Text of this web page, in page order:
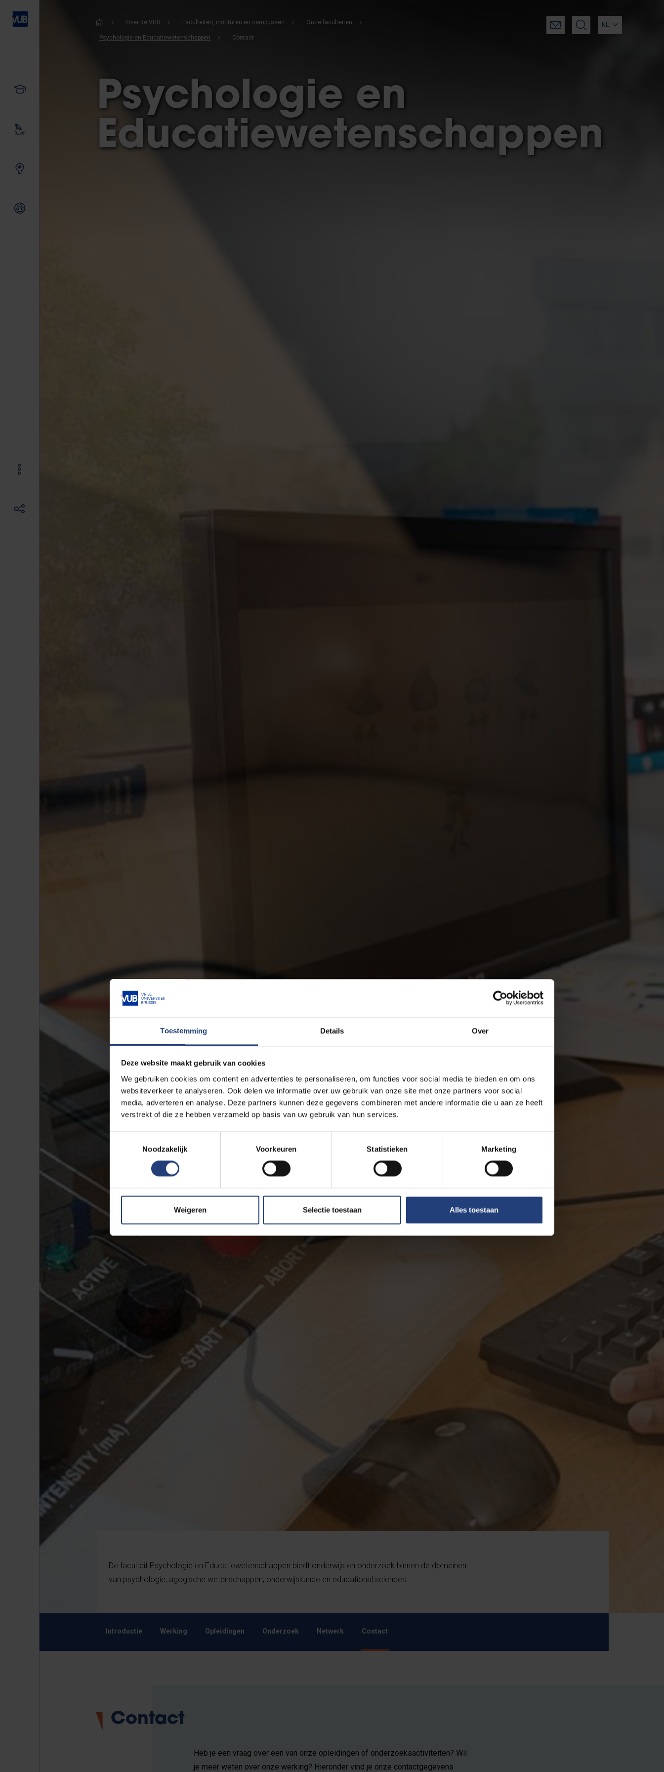
Toestemming Details Over
Deze website maakt gebruik van cookies
We gebruiken cookies om content en advertenties te personaliseren, om functies voor social media te bieden en om ons
websiteverkeer te analyseren. Ook delen we informatie over uw gebruik van onze site met onze partners voor social
media, adverteren en analyse. Deze partners kunnen deze gegevens combineren met andere informatie die u aan ze heeft
verstrekt of die ze hebben verzameld op basis van uw gebruik van hun services.
Noodzakelijk
Voorkeuren Statistieken Marketing
Weigeren Selectie toestaan Alles toestaan
Kruimelpad
Over de VUB Faculteiten, instituten en campussen Onze faculteiten
Psychologie en Educatiewetenschappen Contact
NL
Psychologie en
Educatiewetenschappen
De faculteit Psychologie en Educatiewetenschappen biedt onderwijs en onderzoek binnen de domeinen
van psychologie, agogische wetenschappen, onderwijskunde en educational sciences.
Introductie Werking Opleidingen Onderzoek Netwerk Contact
Contact
Heb je een vraag over een van onze opleidingen of onderzoeksactiviteiten? Wil
je meer weten over onze werking? Hieronder vind je onze contactgegevens